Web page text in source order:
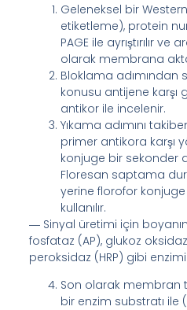
Geleneksel bir
etiketleme), protein
PAGE ile ayrıştırılır
olarak membrana
Bloklama adımından
konusu antijene karşı
antikor ile incelenir.
Yıkama adımını
primer antikora karşı
konjuge bir sekonder
Floresan saptama
yerine florofor
kullanılır.
― Sinyal üretimi için
fosfataz (AP), glukoz
peroksidaz (HRP) gibi
Son olarak membran
bir enzim substratı ile